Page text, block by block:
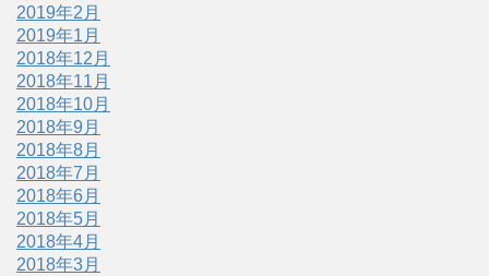
2019年2月
2019年1月
2018年12月
2018年11月
2018年10月
2018年9月
2018年8月
2018年7月
2018年6月
2018年5月
2018年4月
2018年3月